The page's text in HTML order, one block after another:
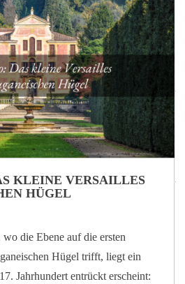
Haut ist niemals gleich.
Alter und tägliche Rhythmen
Diese Behandlung wurde
zu respektieren – ohne sie
bedeutet, die Haut in
zurückzuführen und
korrigieren, die…
KLEINE VERSAILLES
HÜGEL
die Ebene auf die ersten
Hügel trifft, liegt ein
Jahrhundert entrückt erscheint: